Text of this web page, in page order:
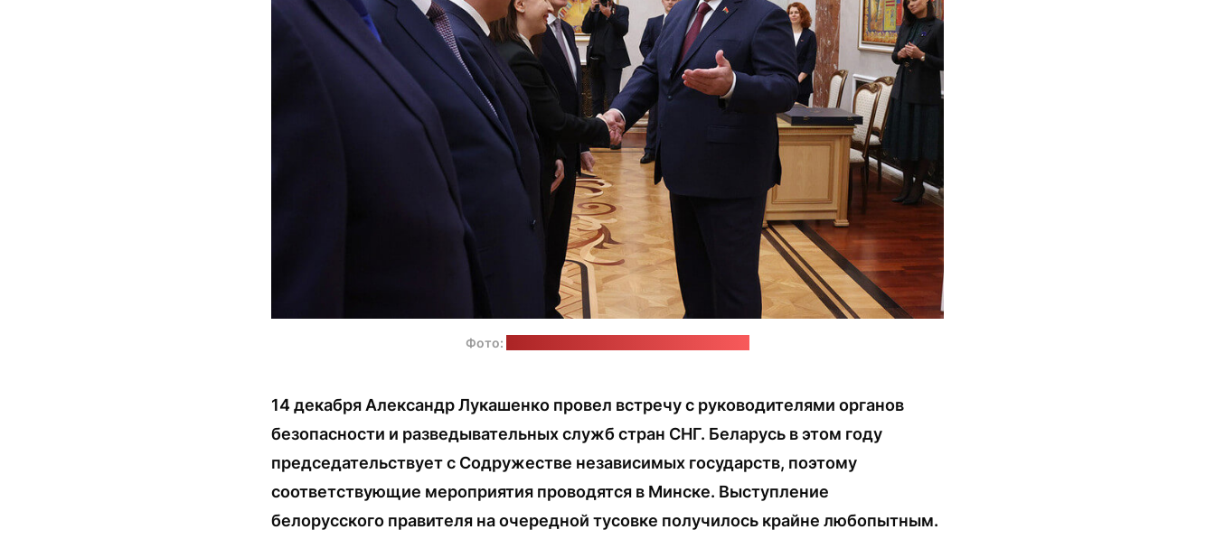
Фото:
14 декабря Александр Лукашенко провел встречу с руководителями органов
безопасности и разведывательных служб стран СНГ. Беларусь в этом году
председательствует с Содружестве независимых государств, поэтому
соответствующие мероприятия проводятся в Минске. Выступление
белорусского правителя на очередной тусовке получилось крайне любопытным.